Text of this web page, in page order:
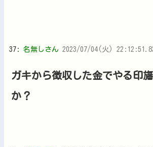
37: 名無しさん 2023/07/04(火)
ガキから徴収した金でやる印
か？